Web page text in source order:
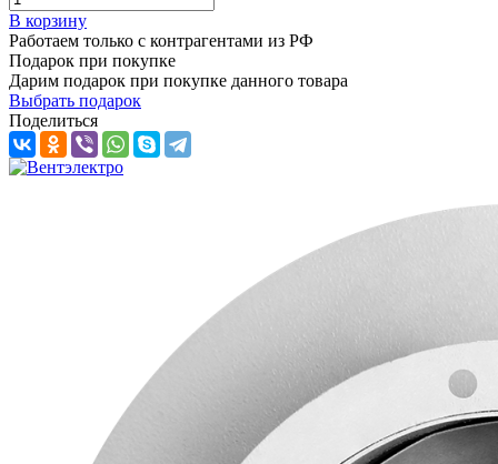
В корзину
Работаем только с контрагентами из РФ
Подарок при покупке
Дарим подарок при покупке данного товара
Выбрать подарок
Поделиться